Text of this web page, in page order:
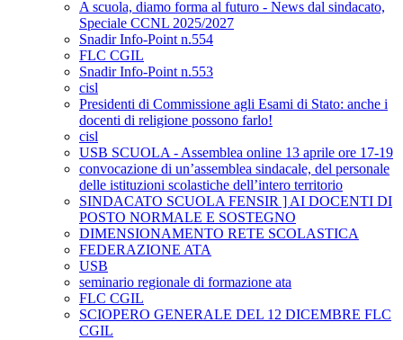
A scuola, diamo forma al futuro - News dal sindacato,
Speciale CCNL 2025/2027
Snadir Info-Point n.554
FLC CGIL
Snadir Info-Point n.553
cisl
Presidenti di Commissione agli Esami di Stato: anche i
docenti di religione possono farlo!
cisl
USB SCUOLA - Assemblea online 13 aprile ore 17-19
convocazione di un’assemblea sindacale, del personale
delle istituzioni scolastiche dell’intero territorio
SINDACATO SCUOLA FENSIR ] AI DOCENTI DI
POSTO NORMALE E SOSTEGNO
DIMENSIONAMENTO RETE SCOLASTICA
FEDERAZIONE ATA
USB
seminario regionale di formazione ata
FLC CGIL
SCIOPERO GENERALE DEL 12 DICEMBRE FLC
CGIL